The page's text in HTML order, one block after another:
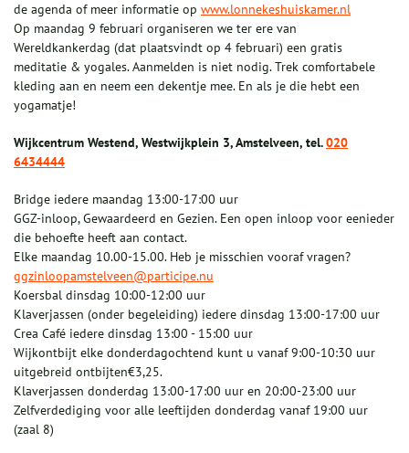
de agenda of meer informatie op www.lonnekeshuiskamer.nl
Op maandag 9 februari organiseren we ter ere van
Wereldkankerdag (dat plaatsvindt op 4 februari) een gratis
meditatie & yogales. Aanmelden is niet nodig. Trek comfortabele
kleding aan en neem een dekentje mee. En als je die hebt een
yogamatje!
Wijkcentrum Westend, Westwijkplein 3, Amstelveen, tel.020
6434444
Bridge iedere maandag 13:00-17:00 uur
GGZ-inloop, Gewaardeerd en Gezien. Een open inloop voor eenieder
die behoefte heeft aan contact.
Elke maandag 10.00-15.00. Heb je misschien vooraf vragen?
ggzinloopamstelveen@participe.nu
Koersbal dinsdag 10:00-12:00 uur
Klaverjassen (onder begeleiding) iedere dinsdag 13:00-17:00 uur
Crea Café iedere dinsdag 13:00 - 15:00 uur
Wijkontbijt elke donderdagochtend kunt u vanaf 9:00-10:30 uur
uitgebreid ontbijten€3,25.
Klaverjassen donderdag 13:00-17:00 uur en 20:00-23:00 uur
Zelfverdediging voor alle leeftijden donderdag vanaf 19:00 uur
(zaal 8)